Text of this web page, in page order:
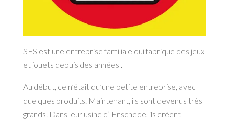
SES est une entreprise familiale qui fabrique des jeux
et jouets depuis des années .
Au début, ce n’était qu’une petite entreprise, avec
quelques produits. Maintenant, ils sont devenus très
grands. Dans leur usine d’ Enschede, ils créent